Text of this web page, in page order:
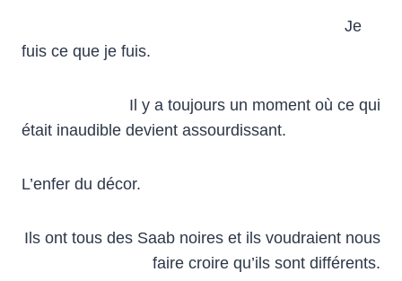
Je
fuis ce que je fuis.
Il y a toujours un moment où ce qui
était inaudible devient assourdissant.
L’enfer du décor.
Ils ont tous des Saab noires et ils voudraient nous
faire croire qu’ils sont différents.